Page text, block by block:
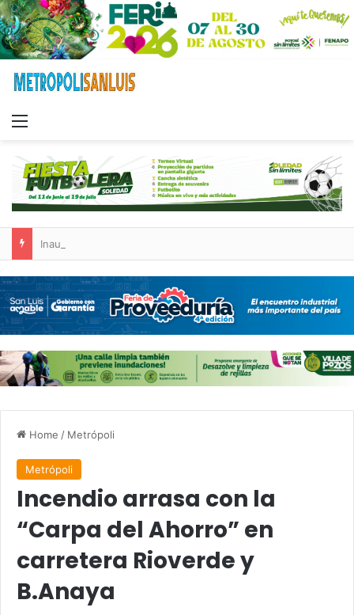
Home / Metrópoli
Metrópoli
Incendio arrasa con la
“Carpa del Ahorro” en
carretera Rioverde y
B.Anaya